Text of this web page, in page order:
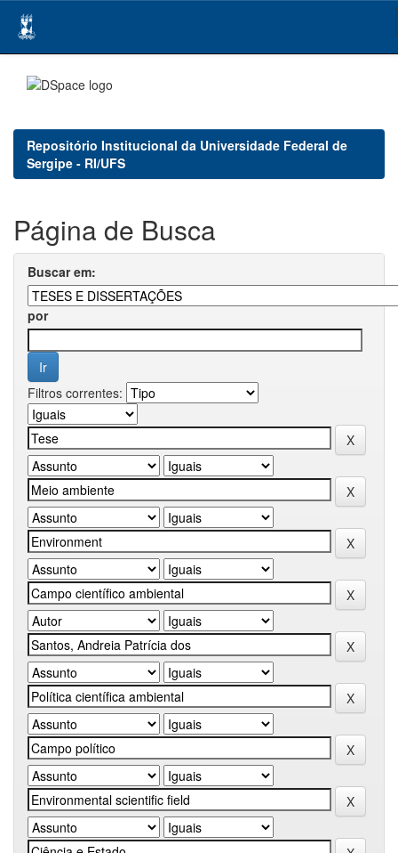
navigation
Repositório Institucional da Universidade Federal de
Sergipe - RI/UFS
Página de Busca
Buscar em:
por
Filtros correntes: